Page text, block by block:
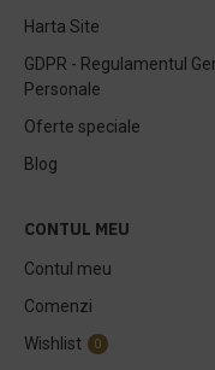
Harta Site
GDPR - Regulamentul
Personale
Oferte speciale
Blog
CONTUL MEU
Contul meu
Comenzi
Wishlist
0